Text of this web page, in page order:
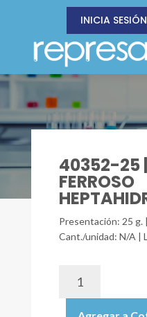
INICIA SESIÓN
40352-25
FERROSO
Presentación: 25 g.
Cant./unidad: N/A |